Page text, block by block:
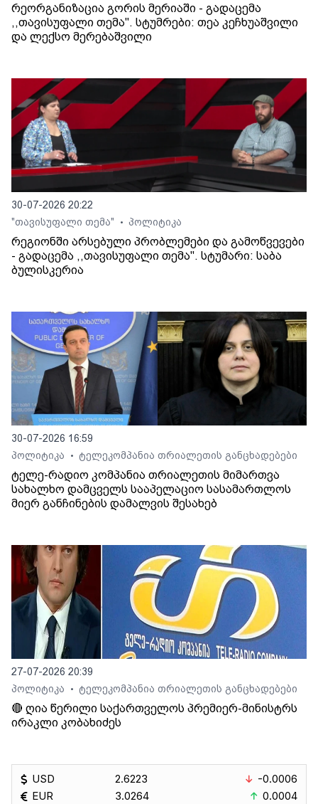
რეორგანიზაცია გორის მერიაში - გადაცემა
,,თავისუფალი თემა". სტუმრები: თეა კეჩხუაშვილი
და ლექსო მერებაშვილი
30-07-2026 20:22
"თავისუფალი თემა"
• პოლიტიკა
რეგიონში არსებული პრობლემები და გამოწვევები
- გადაცემა ,,თავისუფალი თემა". სტუმარი: საბა
ბულისკერია
30-07-2026 16:59
პოლიტიკა
• ტელეკომპანია თრიალეთის განცხადებები
ტელე-რადიო კომპანია თრიალეთის მიმართვა
სახალხო დამცველს სააპელაციო სასამართლოს
მიერ განჩინების დამალვის შესახებ
27-07-2026 20:39
პოლიტიკა
• ტელეკომპანია თრიალეთის განცხადებები
🔴 ღია წერილი საქართველოს პრემიერ-მინისტრს
ირაკლი კობახიძეს
USD
EUR
2.6223
3.0264
-0.0006
0.0004